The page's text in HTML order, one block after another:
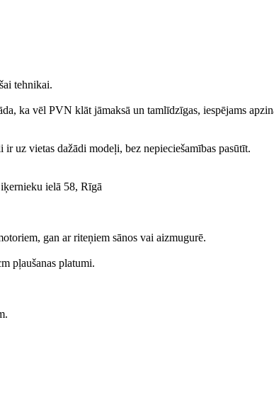
tehnikai.
ka vēl PVN klāt jāmaksā un tamlīdzīgas, iespējams
uz vietas dažādi modeļi, bez nepieciešamības pasūtīt.
ielā 58, Rīgā
gan ar riteņiem sānos vai aizmugurē.
pļaušanas platumi.